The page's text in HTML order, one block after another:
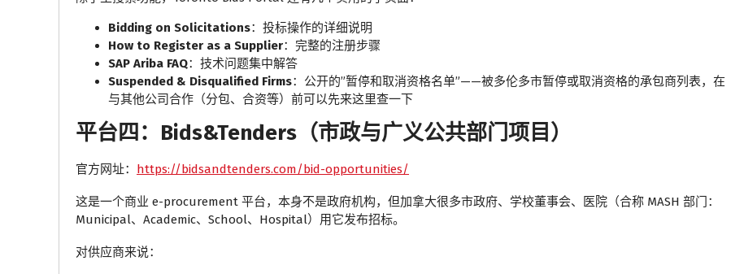
Bidding on Solicitations：投标操作的详细说明
How to Register as a Supplier：完整的注册步骤
SAP Ariba FAQ：技术问题集中解答
Suspended & Disqualified Firms：公开的”暂停和取消资格名单”——被多伦多市暂停或取消资格的承包商列表，在
与其他公司合作（分包、合资等）前可以先来这里查一下
平台四：Bids&Tenders（市政与广义公共部门项目）
官方网址： https://bidsandtenders.com/bid-opportunities/
这是一个商业 e-procurement 平台，本身不是政府机构，但加拿大很多市政府、学校董事会、医院（合称 MASH 部门：
Municipal、Academic、School、Hospital）用它发布招标。
对供应商来说：